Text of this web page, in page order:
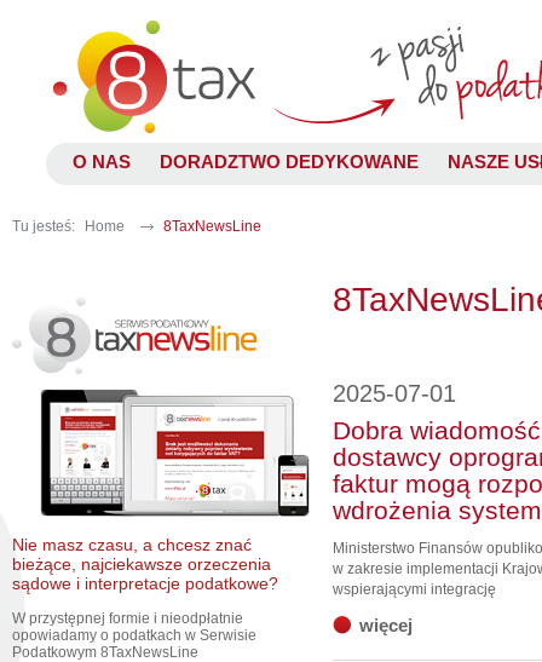
O NAS DORADZTWO DEDYKOWANE NASZE
Tu jesteś: Home 8TaxNewsLine
Nie masz czasu, a chcesz znać
bieżące, najciekawsze orzeczenia
sądowe i interpretacje podatkowe?
W przystępnej formie i nieodpłatnie
opowiadamy o podatkach w Serwisie
Podatkowym 8TaxNewsLine
2025-07-01
Dobra
dostawcy
faktur mogą
wdrożenia
Ministerstwo Finansów
w zakresie implementacji
wspierającymi integrację
więcej